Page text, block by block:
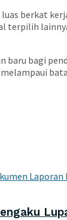
berkat
terpilih
baru bagi